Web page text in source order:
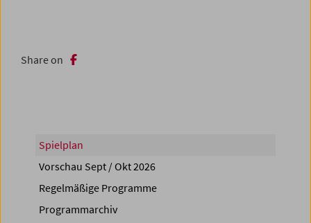
Share on
Spielplan
Vorschau Sept / Okt 2026
Regelmäßige Programme
Programmarchiv